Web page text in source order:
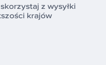
z wysyłki
krajów